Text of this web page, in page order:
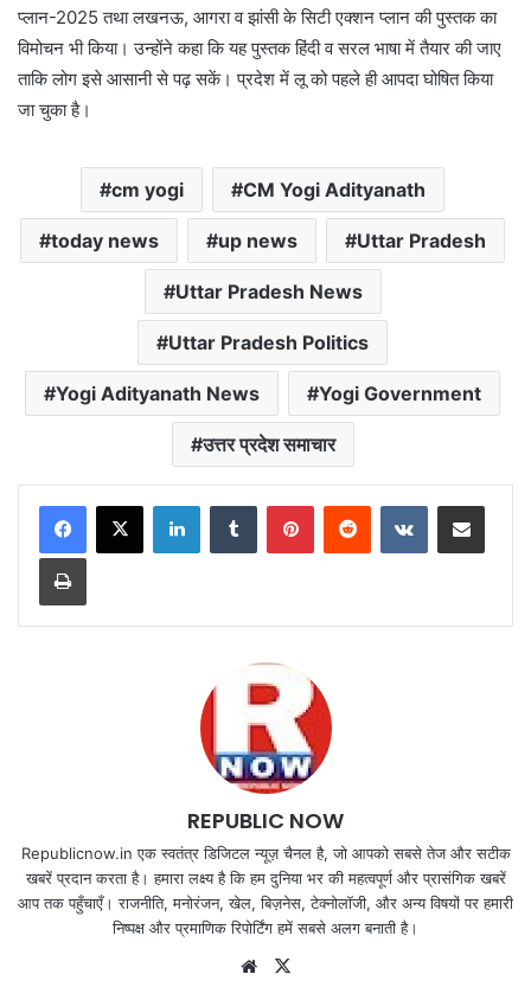
प्लान-2025 तथा लखनऊ, आगरा व झांसी के सिटी एक्शन प्लान की पुस्तक का
विमोचन भी किया। उन्होंने कहा कि यह पुस्तक हिंदी व सरल भाषा में तैयार की जाए
ताकि लोग इसे आसानी से पढ़ सकें। प्रदेश में लू को पहले ही आपदा घोषित किया
जा चुका है।
cm yogi CM Yogi Adityanath
today news up news Uttar Pradesh
Uttar Pradesh News
Uttar Pradesh Politics
Yogi Adityanath News Yogi Government
उत्तर प्रदेश समाचार
LinkedInTumblr PinterestReddit VKontakteShare via Email
Print
REPUBLIC NOW
Republicnow.in एक स्वतंत्र डिजिटल न्यूज़ चैनल है, जो आपको सबसे तेज और सटीक
खबरें प्रदान करता है। हमारा लक्ष्य है कि हम दुनिया भर की महत्वपूर्ण और प्रासंगिक खबरें
आप तक पहुँचाएँ। राजनीति, मनोरंजन, खेल, बिज़नेस, टेक्नोलॉजी, और अन्य विषयों पर हमारी
निष्पक्ष और प्रमाणिक रिपोर्टिंग हमें सबसे अलग बनाती है।
Website